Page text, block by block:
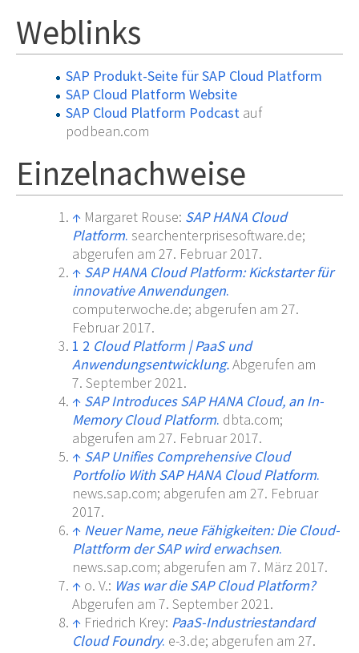
Weblinks
SAP Produkt-Seite für SAP Cloud Platform
SAP Cloud Platform Website
SAP Cloud Platform Podcastauf
podbean.com
Einzelnachweise
↑ Margaret Rouse: SAP HANA Cloud
Platform. searchenterprisesoftware.de;
abgerufen am 27. Februar 2017.
↑ SAP HANA Cloud Platform: Kickstarter für
innovative Anwendungen.
computerwoche.de; abgerufen am 27.
Februar 2017.
1 2 Cloud Platform |PaaS und
Anwendungsentwicklung.Abgerufen am
7. September 2021.
↑ SAP Introduces SAP HANA Cloud, an In-
Memory Cloud Platform. dbta.com;
abgerufen am 27. Februar 2017.
↑ SAP Unifies Comprehensive Cloud
Portfolio With SAP HANA Cloud Platform.
news.sap.com; abgerufen am 27. Februar
2017.
↑ Neuer Name, neue Fähigkeiten: Die Cloud-
Plattform der SAP wird erwachsen.
news.sap.com; abgerufen am 7. März 2017.
↑ o. V.: Was war die SAP Cloud Platform?
Abgerufen am 7. September 2021.
↑ Friedrich Krey: PaaS-Industriestandard
Cloud Foundry. e-3.de; abgerufen am 27.